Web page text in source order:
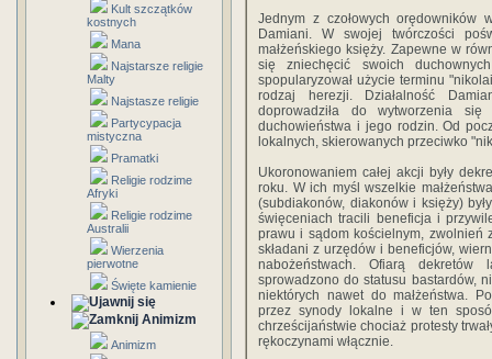
Kult szczątków
kostnych
Mana
Najstarsze religie
Malty
Najstasze religie
Partycypacja
mistyczna
Pramatki
Religie rodzime
Afryki
Religie rodzime
Australii
Wierzenia
pierwotne
Święte kamienie
Animizm
Animizm
Jednym z czołowych orędowników
Damiani. W swojej twórczości
małżeńskiego księży. Zapewne w
się zniechęcić swoich
spopularyzował użycie terminu
rodzaj herezji. Działalność
doprowadziła do wytworzenia
duchowieństwa i jego rodzin. Od
lokalnych, skierowanych przeciwko
Ukoronowaniem całej akcji były
roku. W ich myśl wszelkie
(subdiakonów, diakonów i księży)
święceniach tracili beneficja i
prawu i sądom kościelnym, zwolnień
składani z urzędów i beneficjów,
nabożeństwach. Ofiarą dekretów
sprowadzono do statusu bastardów,
niektórych nawet do małżeństwa.
przez synody lokalne i w ten
chrześcijaństwie chociaż protesty
rękoczynami włącznie.